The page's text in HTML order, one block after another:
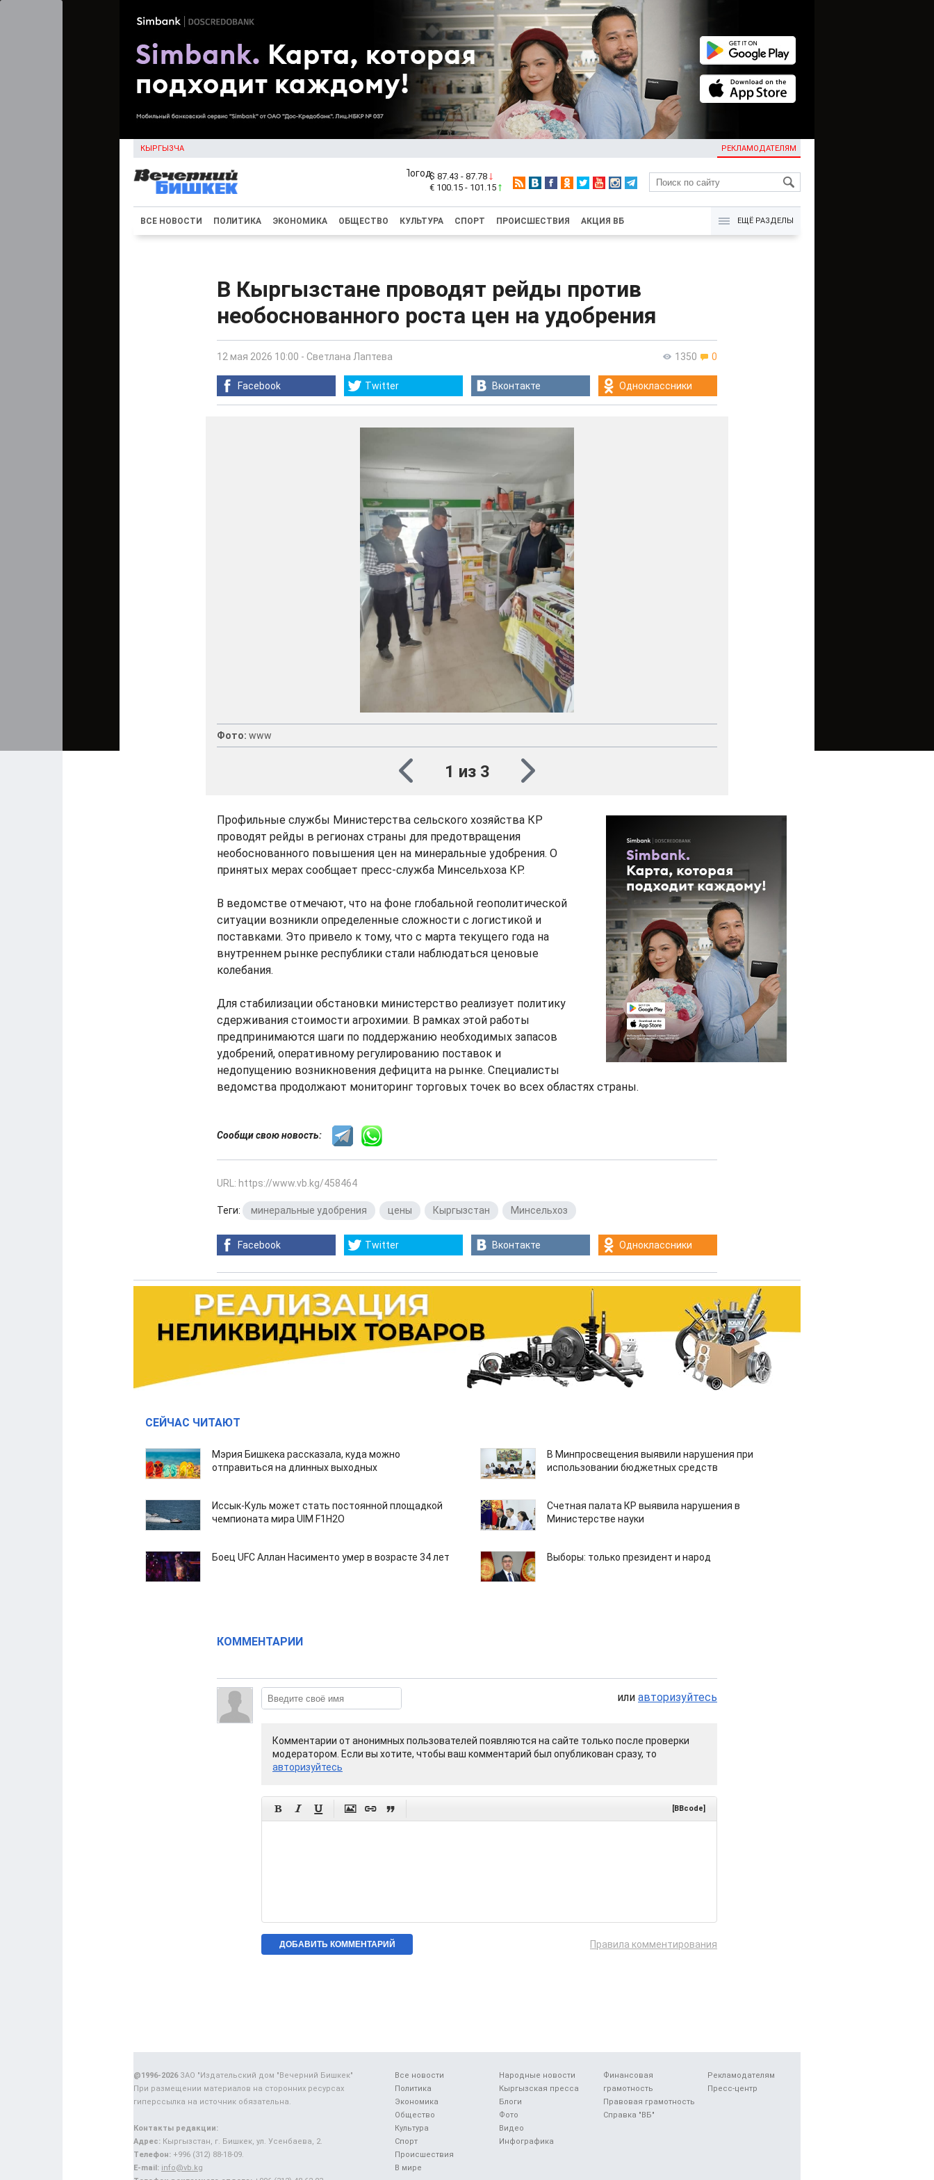
КЫРГЫЗЧА РЕКЛАМОДАТЕЛЯМ
KG
$ 87.43 - 87.78
€ 100.15 - 101.15
ВСЕ НОВОСТИ ПОЛИТИКА ЭКОНОМИКА ОБЩЕСТВО КУЛЬТУРА СПОРТ ПРОИСШЕСТВИЯ АКЦИЯ ВБ ЕЩЁ РАЗДЕЛЫ
В Кыргызстане проводят рейды против
необоснованного роста цен на удобрения
1350 0
12 мая 2026 10:00 - Светлана Лаптева
Facebook Twitter Вконтакте Одноклассники
Фото: www
1 из 3
Профильные службы Министерства сельского хозяйства КР
проводят рейды в регионах страны для предотвращения
необоснованного повышения цен на минеральные удобрения. О
принятых мерах сообщает пресс-служба Минсельхоза КР.
В ведомстве отмечают, что на фоне глобальной геополитической
ситуации возникли определенные сложности с логистикой и
поставками. Это привело к тому, что с марта текущего года на
внутреннем рынке республики стали наблюдаться ценовые
колебания.
Для стабилизации обстановки министерство реализует политику
сдерживания стоимости агрохимии. В рамках этой работы
предпринимаются шаги по поддержанию необходимых запасов
удобрений, оперативному регулированию поставок и
недопущению возникновения дефицита на рынке. Специалисты
ведомства продолжают мониторинг торговых точек во всех областях страны.
Сообщи свою новость:
URL: https://www.vb.kg/458464
Теги: минеральные удобрения цены Кыргызстан Минсельхоз
Facebook Twitter Вконтакте Одноклассники
СЕЙЧАС ЧИТАЮТ
Мэрия Бишкека рассказала, куда можно
отправиться на длинных выходных
В Минпросвещения выявили нарушения при
использовании бюджетных средств
Иссык-Куль может стать постоянной площадкой
чемпионата мира UIM F1H2O
Счетная палата КР выявила нарушения в
Министерстве науки
Боец UFC Аллан Насименто умер в возрасте 34 лет Выборы: только президент и народ
КОММЕНТАРИИ
или авторизуйтесь
Комментарии от анонимных пользователей появляются на сайте только после проверки
модератором. Если вы хотите, чтобы ваш комментарий был опубликован сразу, то
авторизуйтесь
      [BBcode]
Правила комментирования
Все новости
Политика
Экономика
Общество
Культура
Спорт
Происшествия
В мире
Народные новости
Кыргызская пресса
Блоги
Фото
Видео
Инфографика
Финансовая
грамотность
Правовая грамотность
Справка "ВБ"
Рекламодателям
Пресс-центр
@1996-2026ЗАО "Издательский дом "Вечерний Бишкек"
При размещении материалов на сторонних ресурсах
гиперссылка на источник обязательна.
Контакты редакции:
Адрес: Кыргызстан, г. Бишкек, ул. Усенбаева, 2.
Телефон: +996 (312) 88-18-09.
E-mail: info@vb.kg